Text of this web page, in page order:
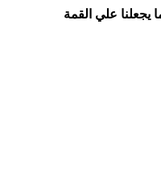
يجعلنا علي القمة